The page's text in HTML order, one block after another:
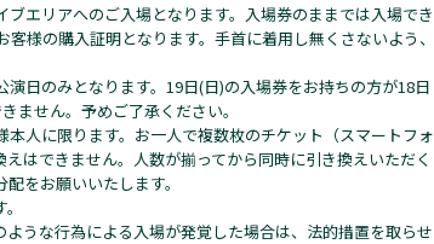
エリアへのご入場となります。入場券のままでは入場でき
様の購入証明となります。手首に着用し無くさないよう、
日のみとなります。19日(日)の入場券をお持ちの方が18日
ません。予めご了承ください。
人に限ります。お一人で複数枚のチケット（スマートフォ
はできません。人数が揃ってから同時に引き換えいただく
をお願いいたします。
うな行為による入場が発覚した場合は、法的措置を取らせ